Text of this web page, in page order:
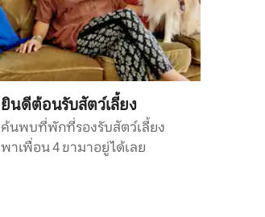
ยินดีต้อนรับสัตว์เลี้ยง
ค้นพบที่พักที่รองรับสัตว์เลี้ยง
พาเพื่อน 4 ขามาอยู่ได้เลย